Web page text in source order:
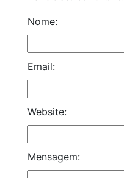
Nome:
Email:
Website:
Mensagem: